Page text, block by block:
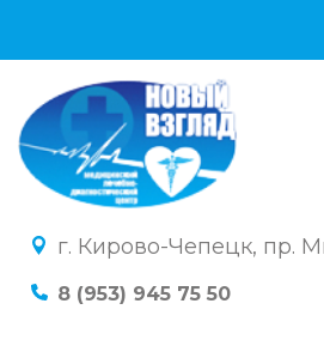
г. Кирово-Чепецк, пр.
8 (953) 945 75 50